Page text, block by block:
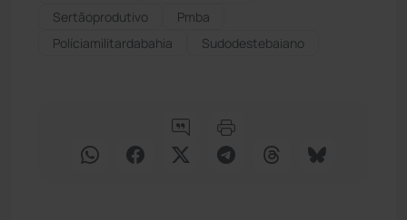
Sertãoprodutivo
Pmba
Políciamilitardabahia
Sudodestebaiano